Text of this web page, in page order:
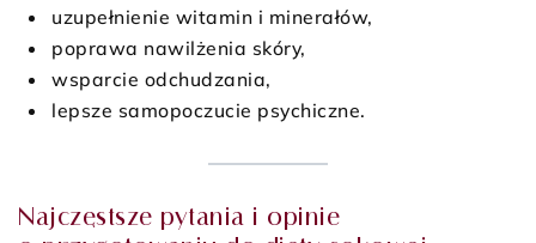
uzupełnienie witamin i minerałów,
poprawa nawilżenia skóry,
wsparcie odchudzania,
lepsze samopoczucie psychiczne.
Najczęstsze pytania i opinie